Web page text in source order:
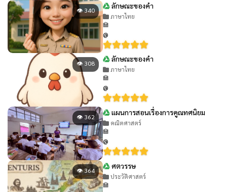
👁 340 ลักษณะของคำ
ภาษาไทย
🏫
@
👁 308 ลักษณะของคำ
ภาษาไทย
🏫
@
👁 362 แผนการสอนเรื่องการคูณทศนิยม
คณิตศาสตร์
🏫
@
👁 364 ศตวรรษ
ประวัติศาสตร์
🏫